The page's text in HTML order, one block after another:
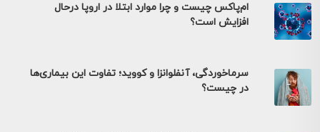
ام‌پاکس چیست و چرا موارد ابتلا در اروپا درحال
افزایش است؟
سرماخوردگی، آنفلوانزا و کووید؛ تفاوت این بیماری‌ها
در چیست؟